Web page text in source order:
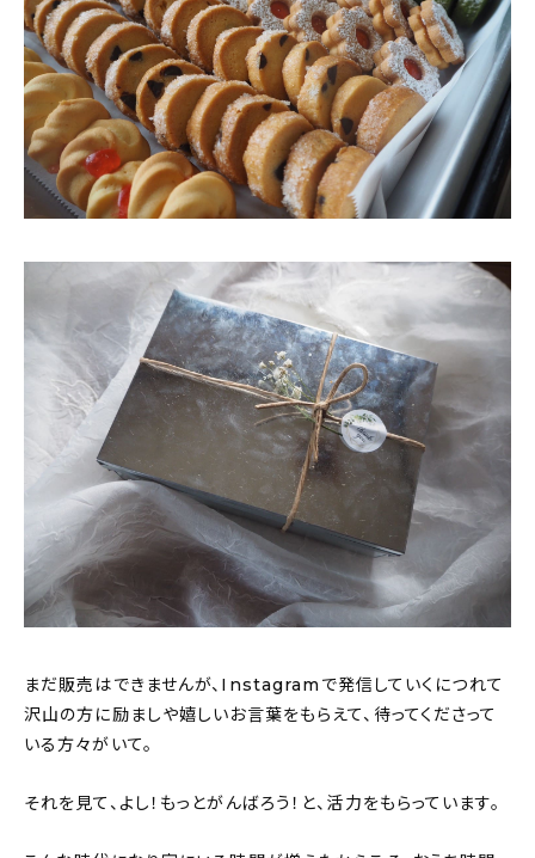
まだ販売はできませんが、Instagramで発信していくにつれて
沢山の方に励ましや嬉しいお言葉をもらえて、待ってくださって
いる方々がいて。
それを見て、よし！もっとがんばろう！と、活力をもらっています。